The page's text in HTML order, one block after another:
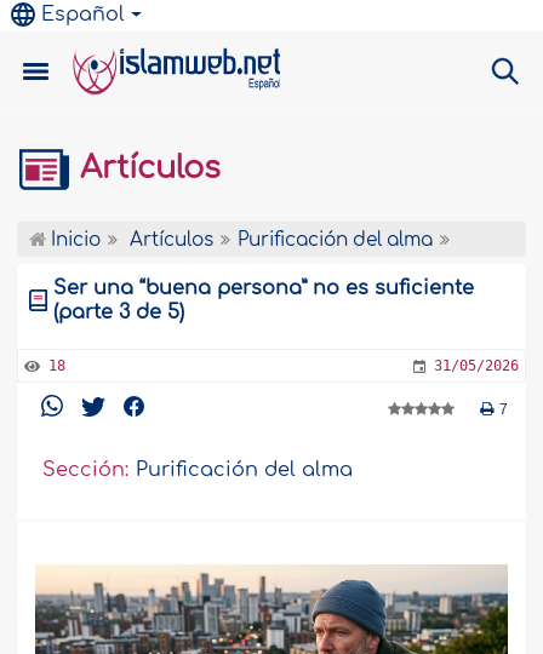
Español
Artículos
Inicio Artículos Purificación del alma
Ser una “buena persona” no es suficiente
(parte 3 de 5)
18 31/05/2026
7
Sección: Purificación del alma